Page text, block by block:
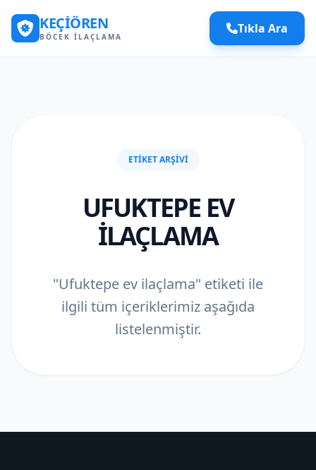
KEÇIÖREN
BÖCEK İLAÇLAMA
Tıkla Ara
ETIKET ARŞIVI
UFUKTEPE EV
ILAÇLAMA
"Ufuktepe ev ilaçlama" etiketi ile
ilgili tüm içeriklerimiz aşağıda
listelenmiştir.